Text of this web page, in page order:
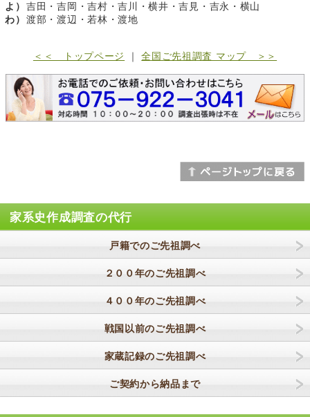
よ） 吉田・吉岡・吉村・吉川・横井・吉見・吉永・横山
わ） 渡部・渡辺・若林・渡地
＜＜ トップページ ｜全国ご先祖調査 マップ ＞＞
家系史作成調査の代行
戸籍でのご先祖調べ
２００年のご先祖調べ
４００年のご先祖調べ
戦国以前のご先祖調べ
家蔵記録のご先祖調べ
ご契約から納品まで